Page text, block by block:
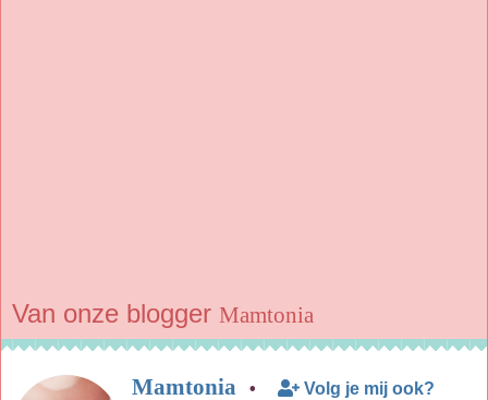
Van onze blogger Mamtonia
Mamtonia •
Volg je mij ook?